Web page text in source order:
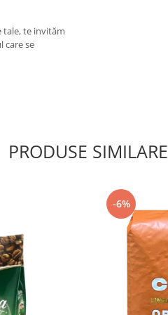
tale, te invităm
care se
PRODUSE SIMILARE
-6%